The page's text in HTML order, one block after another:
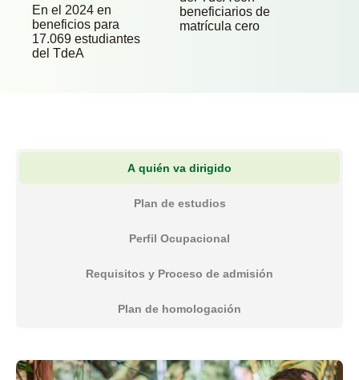
En el 2024 en
beneficios para
17.069 estudiantes
del TdeA
beneficiarios de
matrícula cero
A quién va dirigido
Plan de estudios
Perfil Ocupacional
Requisitos y Proceso de admisión
Plan de homologación